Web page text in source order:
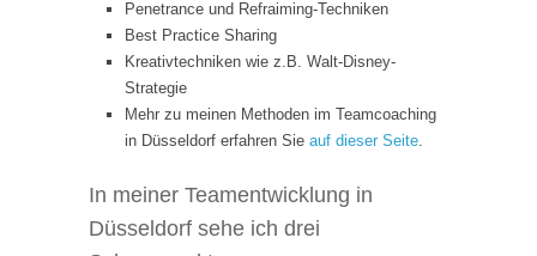
Penetrance und Refraiming-Techniken
Best Practice Sharing
Kreativtechniken wie z.B. Walt-Disney-
Strategie
Mehr zu meinen Methoden im Teamcoaching
in Düsseldorf erfahren Sie auf dieser Seite.
In meiner Teamentwicklung in
Düsseldorf sehe ich drei